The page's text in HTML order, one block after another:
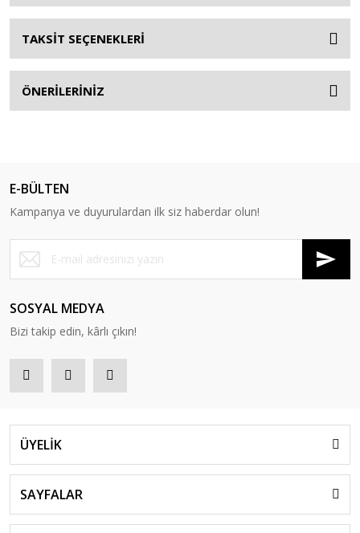
TAKSİT SEÇENEKLERİ
ÖNERİLERİNİZ
E-BÜLTEN
Kampanya ve duyurulardan ilk siz haberdar olun!
SOSYAL MEDYA
Bizi takip edin, kârlı çıkın!
ÜYELİK
SAYFALAR